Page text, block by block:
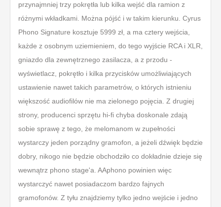
przynajmniej trzy pokrętła lub kilka wejść dla ramion z
różnymi wkładkami. Można pójść i w takim kierunku. Cyrus
Phono Signature kosztuje 5999 zł, a ma cztery wejścia,
każde z osobnym uziemieniem, do tego wyjście RCA i XLR,
gniazdo dla zewnętrznego zasilacza, a z przodu -
wyświetlacz, pokrętło i kilka przycisków umożliwiających
ustawienie nawet takich parametrów, o których istnieniu
większość audiofilów nie ma zielonego pojęcia. Z drugiej
strony, producenci sprzętu hi-fi chyba doskonale zdają
sobie sprawę z tego, że melomanom w zupełności
wystarczy jeden porządny gramofon, a jeżeli dźwięk będzie
dobry, nikogo nie będzie obchodziło co dokładnie dzieje się
wewnątrz phono stage'a. AAphono powinien więc
wystarczyć nawet posiadaczom bardzo fajnych
gramofonów. Z tyłu znajdziemy tylko jedno wejście i jedno